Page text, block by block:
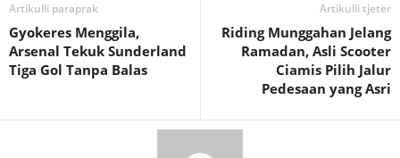
Artikulli paraprak
Gyokeres Menggila,
Arsenal Tekuk Sunderland
Tiga Gol Tanpa Balas
Artikulli tjetër
Riding Munggahan Jelang
Ramadan, Asli Scooter
Ciamis Pilih Jalur
Pedesaan yang Asri